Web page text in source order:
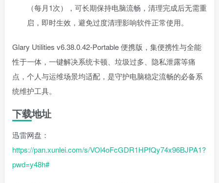
（每月1次），可长期保持电脑流畅，清理完成后无需重
启，即时生效，避免过度清理影响软件正常使用。
Glary Utilities v6.38.0.42-Portable 便携版，集便携性与全能
性于一体，一键解决系统卡顿、垃圾过多、隐私泄露等痛
点，个人与运维场景均适配，是守护电脑稳定流畅的必备系
统维护工具。
下载地址
迅雷网盘：
https://pan.xunlei.com/s/VOl4oFcGDR1HPfQy74x96BJPA1?
pwd=y48h#